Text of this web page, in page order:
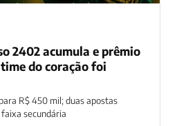
2402 acumula e prêmio
do coração foi
R$ 450 mil; duas apostas
secundária